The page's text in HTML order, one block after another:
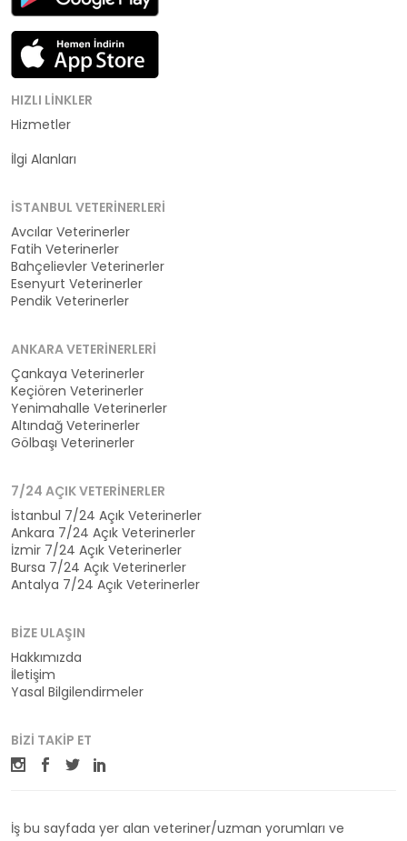
HIZLI LINKLER
Hizmetler
İlgi Alanları
İSTANBUL VETERINERLERI
Avcılar Veterinerler
Fatih Veterinerler
Bahçelievler Veterinerler
Esenyurt Veterinerler
Pendik Veterinerler
ANKARA VETERINERLERI
Çankaya Veterinerler
Keçiören Veterinerler
Yenimahalle Veterinerler
Altındağ Veterinerler
Gölbaşı Veterinerler
7/24 AÇIK VETERINERLER
İstanbul 7/24 Açık Veterinerler
Ankara 7/24 Açık Veterinerler
İzmir 7/24 Açık Veterinerler
Bursa 7/24 Açık Veterinerler
Antalya 7/24 Açık Veterinerler
BIZE ULAŞIN
Hakkımızda
İletişim
Yasal Bilgilendirmeler
BIZI TAKIP ET
İş bu sayfada yer alan veteriner/uzman yorumları ve